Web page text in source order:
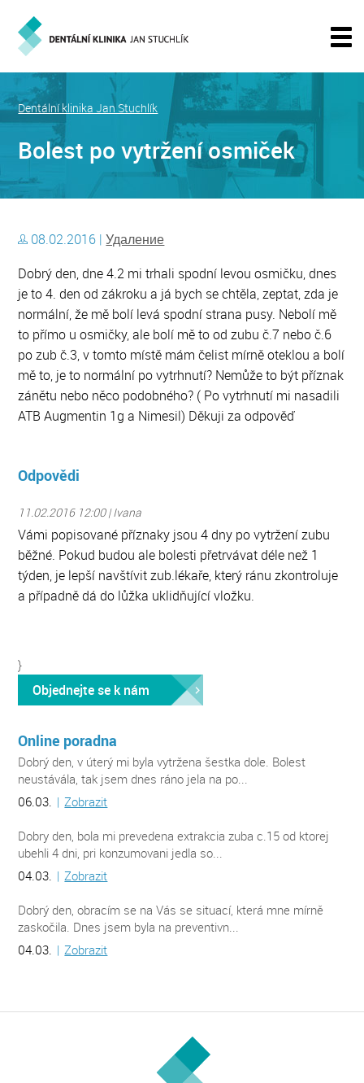
Bolest po vytržení osmiček
Dentální klinika Jan Stuchlík
08.02.2016 |Удаление
Dobrý den, dne 4.2 mi trhali spodní levou osmičku, dnes
je to 4. den od zákroku a já bych se chtěla, zeptat, zda je
normální, že mě bolí levá spodní strana pusy. Nebolí mě
to přímo u osmičky, ale bolí mě to od zubu č.7 nebo č.6
po zub č.3, v tomto místě mám čelist mírně oteklou a bolí
mě to, je to normální po vytrhnutí? Nemůže to být příznak
zánětu nebo něco podobného? ( Po vytrhnutí mi nasadili
ATB Augmentin 1g a Nimesil) Děkuji za odpověď
Odpovědi
11.02.2016 12:00 | Ivana
Vámi popisované příznaky jsou 4 dny po vytržení zubu
běžné. Pokud budou ale bolesti přetrvávat déle než 1
týden, je lepší navštívit zub.lékaře, který ránu zkontroluje
a případně dá do lůžka uklidňující vložku.
}
Objednejte se k nám
Online poradna
Dobrý den, v úterý mi byla vytržena šestka dole. Bolest
neustávála, tak jsem dnes ráno jela na po...
06.03. | Zobrazit
Dobry den, bola mi prevedena extrakcia zuba c.15 od ktorej
ubehli 4 dni, pri konzumovani jedla so...
04.03. | Zobrazit
Dobrý den, obracím se na Vás se situací, která mne mírně
zaskočila. Dnes jsem byla na preventivn...
04.03. | Zobrazit